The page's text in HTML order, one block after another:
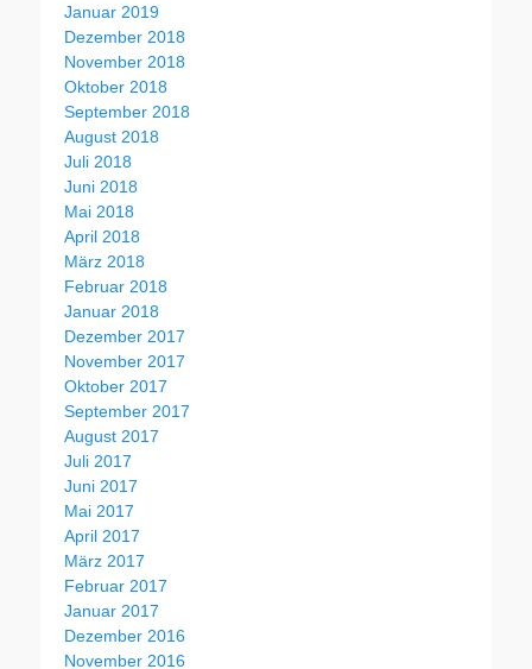
Januar 2019
Dezember 2018
November 2018
Oktober 2018
September 2018
August 2018
Juli 2018
Juni 2018
Mai 2018
April 2018
März 2018
Februar 2018
Januar 2018
Dezember 2017
November 2017
Oktober 2017
September 2017
August 2017
Juli 2017
Juni 2017
Mai 2017
April 2017
März 2017
Februar 2017
Januar 2017
Dezember 2016
November 2016